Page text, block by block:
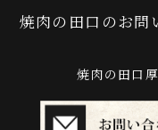
焼肉の田口のお問
焼肉の田口